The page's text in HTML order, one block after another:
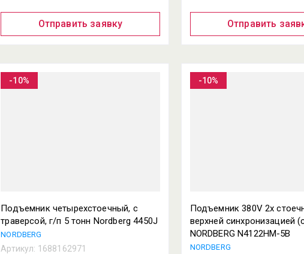
Отправить заявку Отправить
-10%
Подъемник четырехстоечный, c
траверсой, г/п 5 тонн Nordberg 4450J
NORDBERG
Артикул: 1688162971
-10%
Подъемник 380V 2х
верхней синхронизацией
NORDBERG N4122HM-5B
NORDBERG